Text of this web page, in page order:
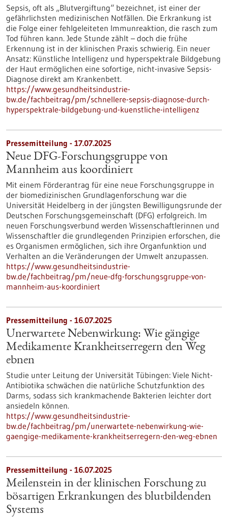
Sepsis, oft als „Blutvergiftung“ bezeichnet, ist einer der
gefährlichsten medizinischen Notfällen. Die Erkrankung ist
die Folge einer fehlgeleiteten Immunreaktion, die rasch zum
Tod führen kann. Jede Stunde zählt – doch die frühe
Erkennung ist in der klinischen Praxis schwierig. Ein neuer
Ansatz: Künstliche Intelligenz und hyperspektrale Bildgebung
der Haut ermöglichen eine sofortige, nicht-invasive Sepsis-
Diagnose direkt am Krankenbett.
https://www.gesundheitsindustrie-
bw.de/fachbeitrag/pm/schnellere-sepsis-diagnose-durch-
hyperspektrale-bildgebung-und-kuenstliche-intelligenz
Pressemitteilung - 17.07.2025
Neue DFG-Forschungsgruppe von
Mannheim aus koordiniert
Mit einem Förderantrag für eine neue Forschungsgruppe in
der biomedizinischen Grundlagenforschung war die
Universität Heidelberg in der jüngsten Bewilligungsrunde der
Deutschen Forschungsgemeinschaft (DFG) erfolgreich. Im
neuen Forschungsverbund werden Wissenschaftlerinnen und
Wissenschaftler die grundlegenden Prinzipien erforschen, die
es Organismen ermöglichen, sich ihre Organfunktion und
Verhalten an die Veränderungen der Umwelt anzupassen.
https://www.gesundheitsindustrie-
bw.de/fachbeitrag/pm/neue-dfg-forschungsgruppe-von-
mannheim-aus-koordiniert
Pressemitteilung - 16.07.2025
Unerwartete Nebenwirkung: Wie gängige
Medikamente Krankheitserregern den Weg
ebnen
Studie unter Leitung der Universität Tübingen: Viele Nicht-
Antibiotika schwächen die natürliche Schutzfunktion des
Darms, sodass sich krankmachende Bakterien leichter dort
ansiedeln können.
https://www.gesundheitsindustrie-
bw.de/fachbeitrag/pm/unerwartete-nebenwirkung-wie-
gaengige-medikamente-krankheitserregern-den-weg-ebnen
Pressemitteilung - 16.07.2025
Meilenstein in der klinischen Forschung zu
bösartigen Erkrankungen des blutbildenden
Systems